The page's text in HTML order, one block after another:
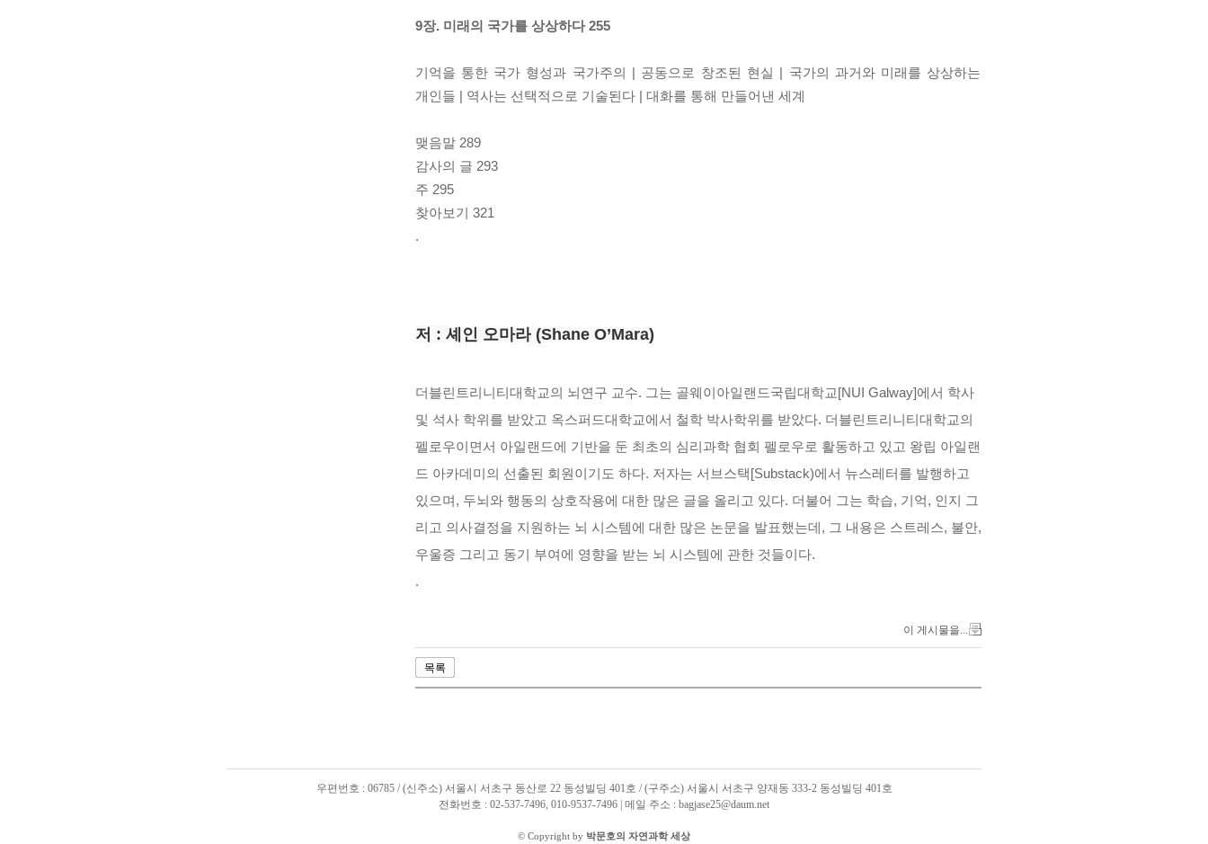
9장. 미래의 국가를 상상하다 255
기억을 통한 국가 형성과 국가주의 | 공동으로 창조된 현실 | 국가의 과거와 미래를 상상하는
개인들 | 역사는 선택적으로 기술된다 | 대화를 통해 만들어낸 세계
맺음말 289
감사의 글 293
주 295
찾아보기 321
.
저 : 셰인 오마라 (Shane O’Mara)
더블린트리니티대학교의 뇌연구 교수. 그는 골웨이아일랜드국립대학교[NUI Galway]에서 학사
및 석사 학위를 받았고 옥스퍼드대학교에서 철학 박사학위를 받았다. 더블린트리니티대학교의
펠로우이면서 아일랜드에 기반을 둔 최초의 심리과학 협회 펠로우로 활동하고 있고 왕립 아일랜
드 아카데미의 선출된 회원이기도 하다. 저자는 서브스택[Substack)에서 뉴스레터를 발행하고
있으며, 두뇌와 행동의 상호작용에 대한 많은 글을 올리고 있다. 더불어 그는 학습, 기억, 인지 그
리고 의사결정을 지원하는 뇌 시스템에 대한 많은 논문을 발표했는데, 그 내용은 스트레스, 불안,
우울증 그리고 동기 부여에 영향을 받는 뇌 시스템에 관한 것들이다.
.
이 게시물을...
목록
우편번호 : 06785 / (신주소) 서울시 서초구 동산로 22 동성빌딩 401호 / (구주소) 서울시 서초구 양재동 333-2 동성빌딩 401호
전화번호 : 02-537-7496, 010-9537-7496 | 메일 주소 : bagjase25@daum.net
© Copyright by 박문호의 자연과학 세상